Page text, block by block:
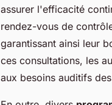
assurer l'efficacité
rendez-vous de
garantissant ainsi leur
ces consultations, les
aux besoins auditifs